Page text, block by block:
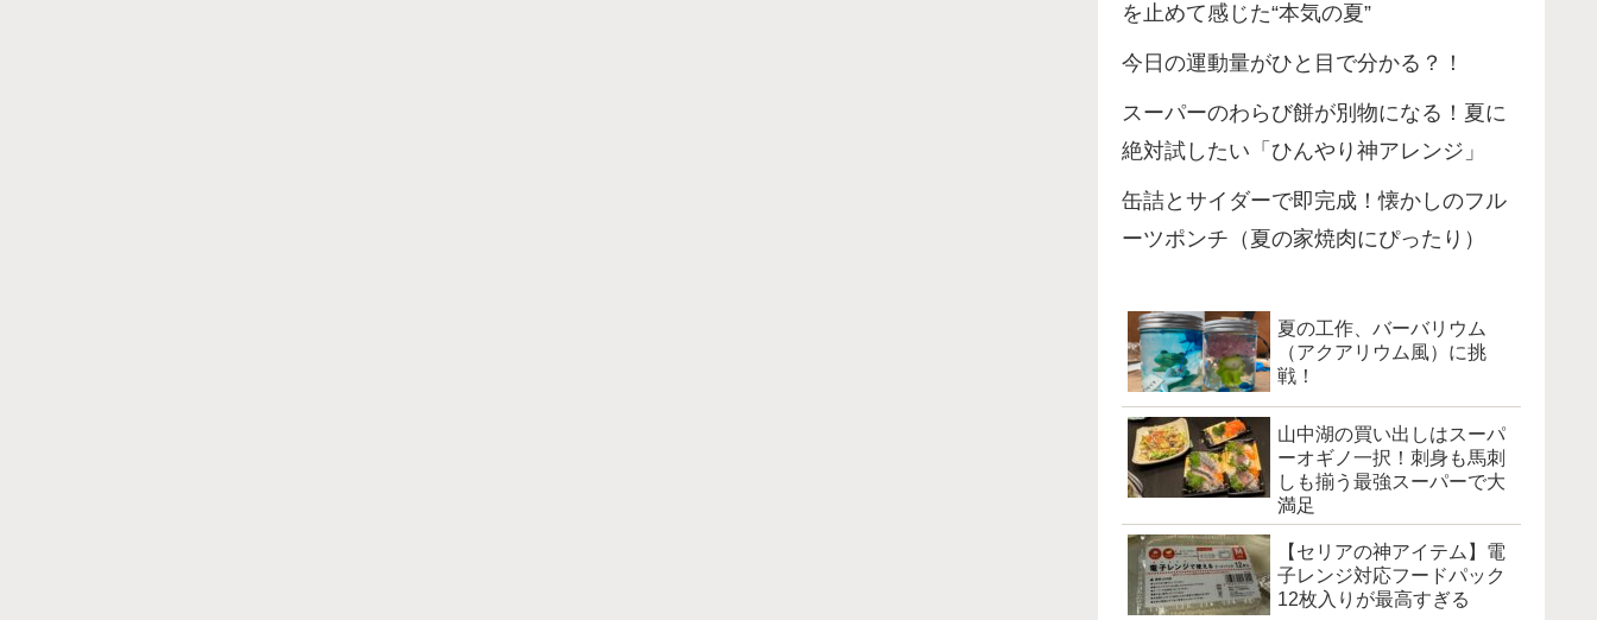
を止めて感じた“本気の夏”
今日の運動量がひと目で分かる？！
スーパーのわらび餅が別物になる！夏に
絶対試したい「ひんやり神アレンジ」
缶詰とサイダーで即完成！懐かしのフル
ーツポンチ（夏の家焼肉にぴったり）
夏の工作、バーバリウム
（アクアリウム風）に挑
戦！
山中湖の買い出しはスーパ
ーオギノ一択！刺身も馬刺
しも揃う最強スーパーで大
満足
【セリアの神アイテム】電
子レンジ対応フードパック
12枚入りが最高すぎる